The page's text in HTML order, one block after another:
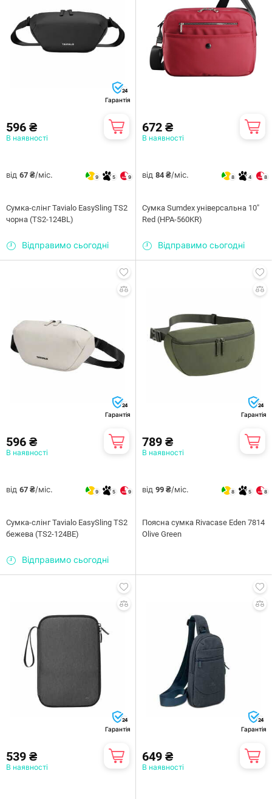
24
Гарантія
596 ₴
В наявності
від 67 ₴/міс. 9 5 9
Сумка-слінг Tavialo EasySling TS2
чорна (TS2-124BL)
Відправимо сьогодні
672 ₴
В наявності
від 84 ₴/міс. 8 4 8
Сумка Sumdex універсальна 10"
Red (HPA-560KR)
Відправимо сьогодні
24
Гарантія
596 ₴
В наявності
від 67 ₴/міс. 9 5 9
Сумка-слінг Tavialo EasySling TS2
бежева (TS2-124BE)
Відправимо сьогодні
24
Гарантія
789 ₴
В наявності
від 99 ₴/міс. 8 5 8
Поясна сумка Rivacase Eden 7814
Olive Green
24
Гарантія
539 ₴
В наявності
24
Гарантія
649 ₴
В наявності